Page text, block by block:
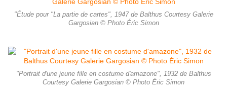
"Étude pour "La partie de cartes", 1947 de Balthus Courtesy Galerie
Gargosian © Photo Éric Simon
"Portrait d'une jeune fille en costume d'amazone", 1932 de Balthus
Courtesy Galerie Gargosian © Photo Éric Simon